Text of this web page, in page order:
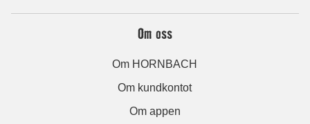
Om oss
Om HORNBACH
Om kundkontot
Om appen